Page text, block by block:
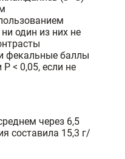
один из них не
фекальные баллы
< 0,05, если не
через 6,5
составила 15,3 г/